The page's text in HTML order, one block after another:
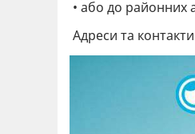
• або до
Адреси та